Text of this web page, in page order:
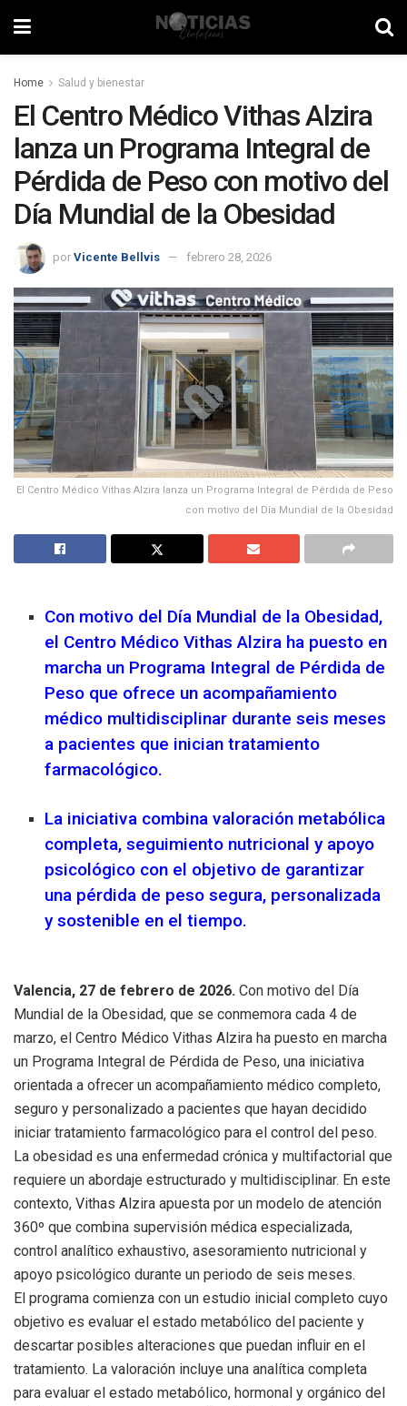
Home Salud y bienestar
El Centro Médico Vithas Alzira
lanza un Programa Integral de
Pérdida de Peso con motivo del
Día Mundial de la Obesidad
por Vicente Bellvis febrero 28, 2026
El Centro Médico Vithas Alzira lanza un Programa Integral de Pérdida de Peso
con motivo del Día Mundial de la Obesidad
Con motivo del Día Mundial de la Obesidad,
el Centro Médico Vithas Alzira ha puesto en
marcha un Programa Integral de Pérdida de
Peso que ofrece un acompañamiento
médico multidisciplinar durante seis meses
a pacientes que inician tratamiento
farmacológico.
La iniciativa combina valoración metabólica
completa, seguimiento nutricional y apoyo
psicológico con el objetivo de garantizar
una pérdida de peso segura, personalizada
y sostenible en el tiempo.
Valencia, 27 de febrero de 2026. Con motivo del Día
Mundial de la Obesidad, que se conmemora cada 4 de
marzo, el Centro Médico Vithas Alzira ha puesto en marcha
un Programa Integral de Pérdida de Peso, una iniciativa
orientada a ofrecer un acompañamiento médico completo,
seguro y personalizado a pacientes que hayan decidido
iniciar tratamiento farmacológico para el control del peso.
La obesidad es una enfermedad crónica y multifactorial que
requiere un abordaje estructurado y multidisciplinar. En este
contexto, Vithas Alzira apuesta por un modelo de atención
360º que combina supervisión médica especializada,
control analítico exhaustivo, asesoramiento nutricional y
apoyo psicológico durante un periodo de seis meses.
El programa comienza con un estudio inicial completo cuyo
objetivo es evaluar el estado metabólico del paciente y
descartar posibles alteraciones que puedan influir en el
tratamiento. La valoración incluye una analítica completa
para evaluar el estado metabólico, hormonal y orgánico del